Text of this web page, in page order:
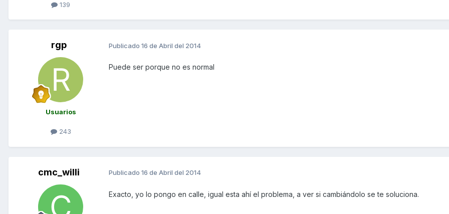
139
rgp
Usuarios
243
Publicado 16 de Abril del 2014
Puede ser porque no es normal
cmc_willi Publicado 16 de Abril del 2014
Exacto, yo lo pongo en calle, igual esta ahí el problema, a ver si cambiándolo se te soluciona.